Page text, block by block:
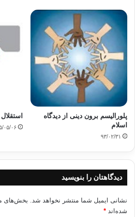
است که با فقدان آن، انسانیت انسان
شدیدترین خطرات روبه‌رو می‌شود»[۷].
غنوشی معتقد است که دین، بر
می‌شود[۸]. او در مورد آزادی کنونی
«نیازی نیست ما امروزه مثلاً از فتح
بگوییم چراکه هر سرزمینی که واجد
سرزمین فتح‌شده به شمار می‌آید.
سکولاریسم، به مسلمین آزادی عطا
تعصب مسیحی مانع برپایی شعائر دینی
امروز در بلاد اسلام فاقد آن هستیم
مسلمانان آزادی را در اروپا می‌جویند.
به بلاد آزادی و احترام به انسانیت است»[۹].
پلورالیسم برون دینی از دیدگاه
اسلام
۹۳/۰۲/۳۱
۹۵/۰۵/
دیدگاهتان را بنویسید
نشانی ایمیل شما منتشر نخواهد شد. بخش‌های
شده‌اند *